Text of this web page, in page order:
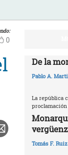
0
De la
Pablo A.
La república
proclamación
Tomás F. Ruiz